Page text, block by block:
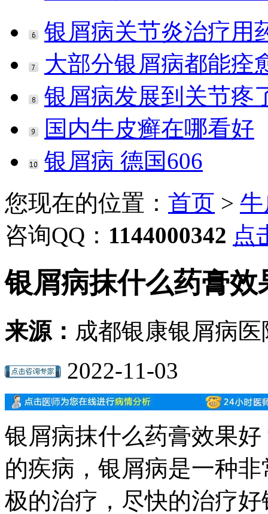
银屑病关节炎治疗用
大部分银屑病都能痊
银屑病发展到关节疼
国内牛皮癣在哪看好
银屑病 德国606
您现在的位置： 首页 >
咨询QQ： 1144000342 点
银屑病抹什么药膏效
来源： 成都银康银屑病医
2022-11-03
银屑病抹什么药膏效果
的疾病，银屑病是一种
极的治疗，尽快的治疗